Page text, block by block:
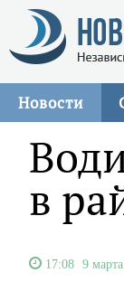
Новости
в
17:08 9